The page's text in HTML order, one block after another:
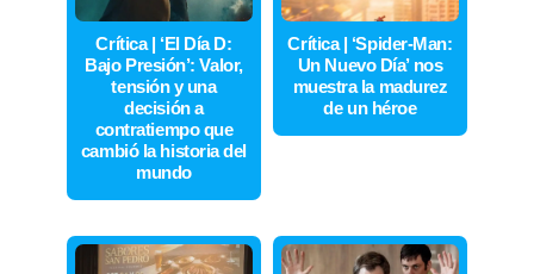
Crítica | ‘El Día D:
Bajo Presión’: Valor,
tensión y una
decisión a
contratiempo que
cambió la historia del
mundo
Crítica | ‘Spider-Man:
Un Nuevo Día’ nos
muestra la madurez
de un héroe